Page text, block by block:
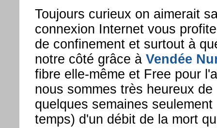
Toujours curieux on aimerait
connexion Internet vous
de confinement et surtout à
notre côté grâce à Vendée
fibre elle-même et Free pour
nous sommes très heureux
quelques semaines
temps) d'un débit de la mort